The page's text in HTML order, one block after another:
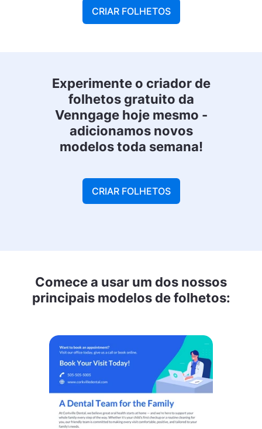
CRIAR FOLHETOS
Experimente o criador de
folhetos gratuito da
Venngage hoje mesmo -
adicionamos novos
modelos toda semana!
CRIAR FOLHETOS
Comece a usar um dos nossos
principais modelos de folhetos: